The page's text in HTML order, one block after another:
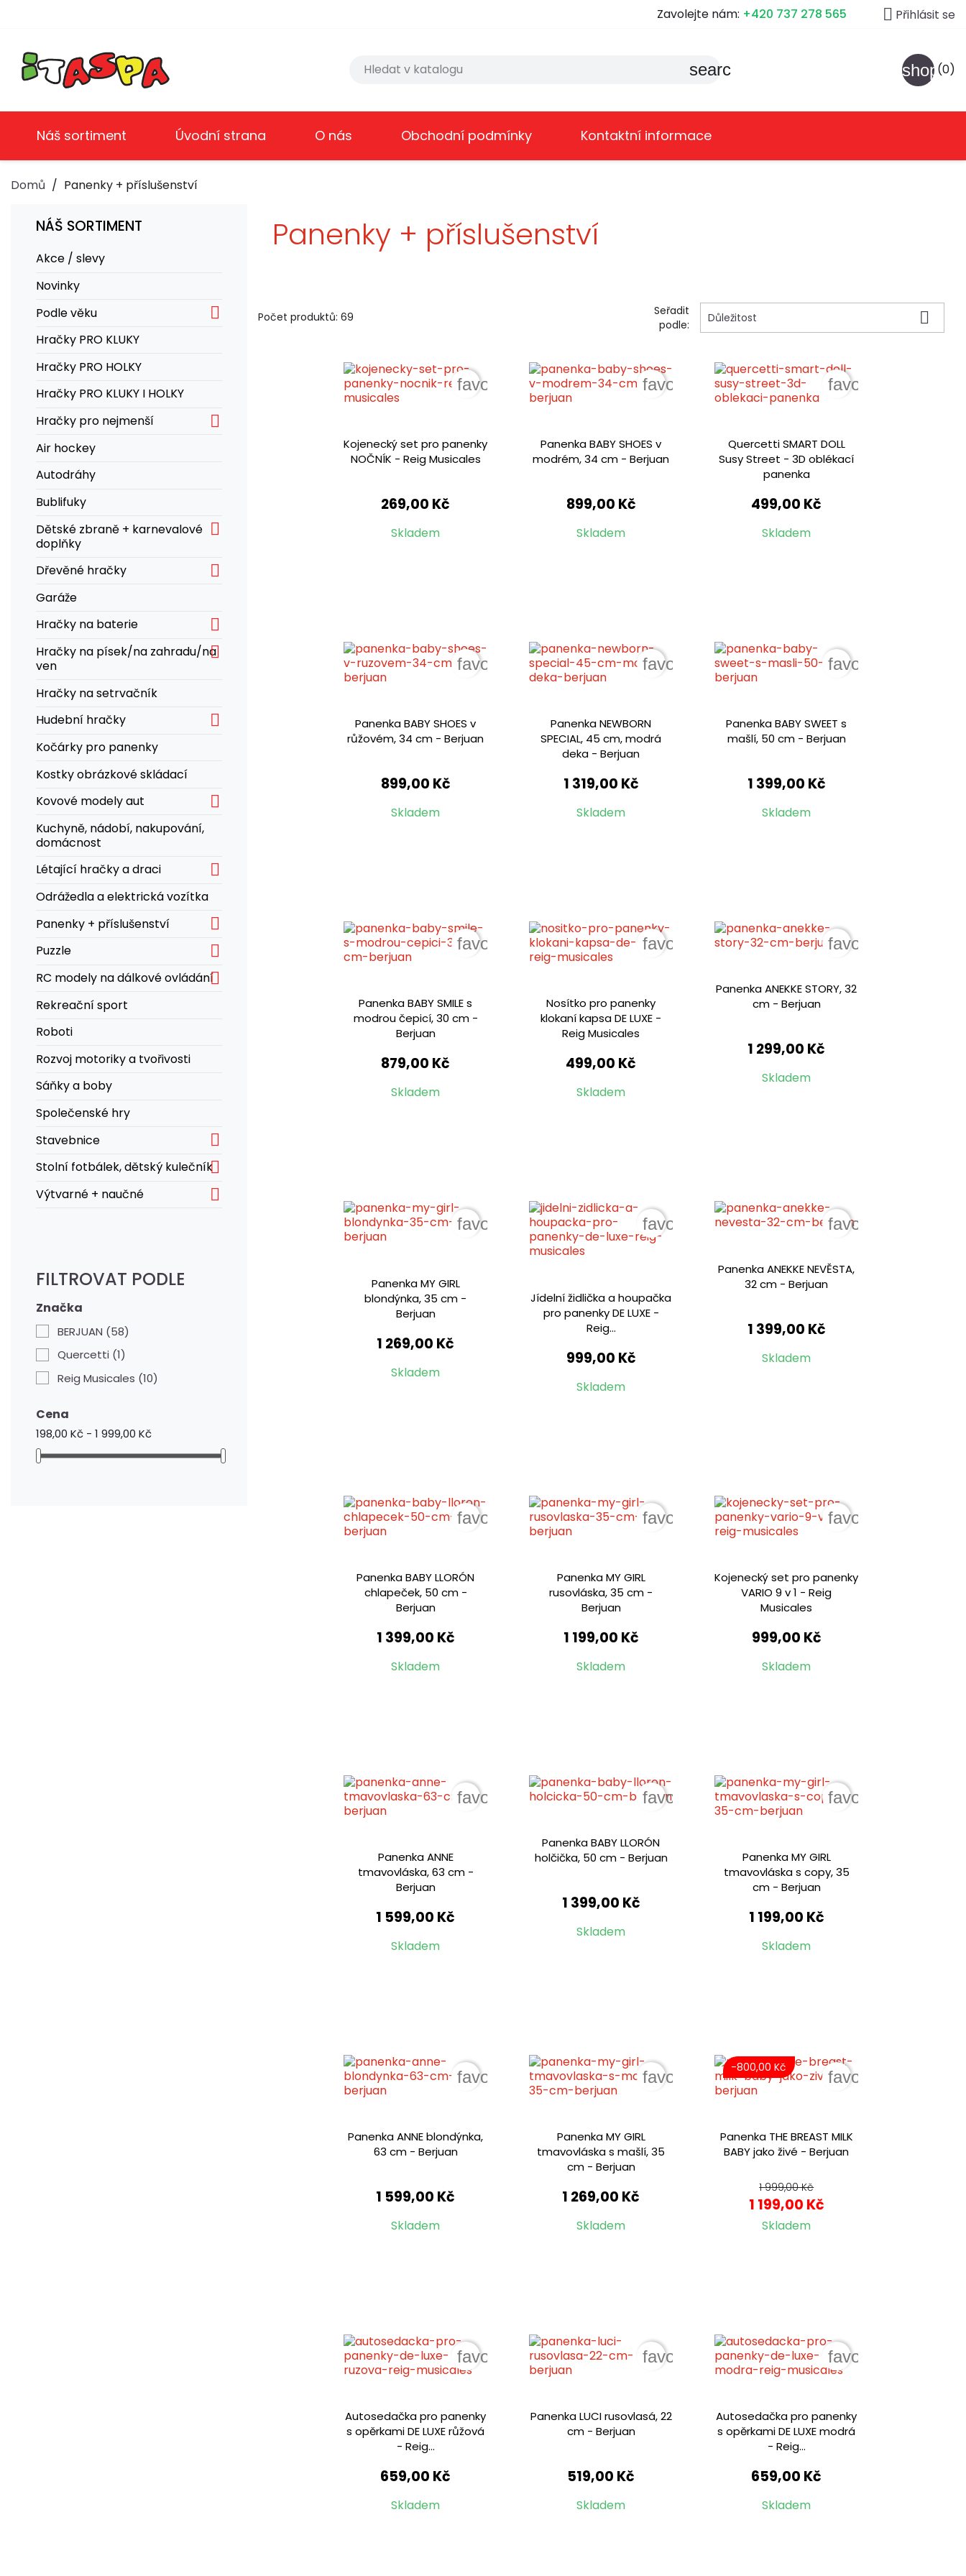
Zavolejte nám: +420 737 278 565  Přihlásit se
search (0)
Náš sortiment Úvodní strana O nás Obchodní podmínky Kontaktní informace
Domů Panenky + příslušenství
NÁŠ SORTIMENT
Akce / slevy
Novinky
Podle věku

Hračky PRO KLUKY
Hračky PRO HOLKY
Hračky PRO KLUKY I HOLKY
Hračky pro nejmenší

Air hockey
Autodráhy
Bublifuky
Dětské zbraně + karnevalové
doplňky

Dřevěné hračky 
Garáže
Hračky na baterie

Hračky na písek/na zahradu/na
ven

Hračky na setrvačník
Hudební hračky

Kočárky pro panenky
Kostky obrázkové skládací
Kovové modely aut

Kuchyně, nádobí, nakupování,
domácnost
Létající hračky a draci

Odrážedla a elektrická vozítka
Panenky + příslušenství

Puzzle 
RC modely na dálkové ovládání
Rekreační sport
Roboti
Rozvoj motoriky a tvořivosti
Sáňky a boby
Společenské hry
Stavebnice

Stolní fotbálek, dětský kulečník
Výtvarné + naučné 
FILTROVAT PODLE
Značka
BERJUAN (58)
Quercetti (1)
Reig Musicales (10)
Cena
198,00 Kč - 1 999,00 Kč
Panenky + příslušenství
Počet produktů: 69
Seřadit
podle:
Důležitost 
Kojenecký set pro panenky
NOČNÍK - Reig Musicales
269,00 Kč
Skladem
favorite_border
Panenka BABY SHOES v
modrém, 34 cm - Berjuan
899,00 Kč
Skladem
favorite_border
Quercetti SMART DOLL
Susy Street - 3D oblékací
panenka
499,00 Kč
Skladem
favorite_border
Panenka BABY SHOES v
růžovém, 34 cm - Berjuan
899,00 Kč
Skladem
favorite_border
Panenka NEWBORN
SPECIAL, 45 cm, modrá
deka - Berjuan
1 319,00 Kč
Skladem
favorite_border
Panenka BABY SWEET s
mašlí, 50 cm - Berjuan
1 399,00 Kč
Skladem
favorite_border
Panenka BABY SMILE s
modrou čepicí, 30 cm -
Berjuan
879,00 Kč
Skladem
favorite_border
Nosítko pro panenky
klokaní kapsa DE LUXE -
Reig Musicales
499,00 Kč
Skladem
favorite_border
Panenka ANEKKE STORY, 32
cm - Berjuan
1 299,00 Kč
Skladem
favorite_border
Panenka MY GIRL
blondýnka, 35 cm -
Berjuan
1 269,00 Kč
Skladem
favorite_border
Jídelní židlička a houpačka
pro panenky DE LUXE -
Reig...
999,00 Kč
Skladem
favorite_border
Panenka ANEKKE NEVĚSTA,
32 cm - Berjuan
1 399,00 Kč
Skladem
favorite_border
Panenka BABY LLORÓN
chlapeček, 50 cm -
Berjuan
1 399,00 Kč
Skladem
favorite_border
Panenka MY GIRL
rusovláska, 35 cm -
Berjuan
1 199,00 Kč
Skladem
favorite_border
Kojenecký set pro panenky
VARIO 9 v 1 - Reig
Musicales
999,00 Kč
Skladem
favorite_border
Panenka ANNE
tmavovláska, 63 cm -
Berjuan
1 599,00 Kč
Skladem
favorite_border
Panenka BABY LLORÓN
holčička, 50 cm - Berjuan
1 399,00 Kč
Skladem
favorite_border
Panenka MY GIRL
tmavovláska s copy, 35
cm - Berjuan
1 199,00 Kč
Skladem
favorite_border
Panenka ANNE blondýnka,
63 cm - Berjuan
1 599,00 Kč
Skladem
favorite_border
Panenka MY GIRL
tmavovláska s mašlí, 35
cm - Berjuan
1 269,00 Kč
Skladem
favorite_border
Panenka THE BREAST MILK
BABY jako živé - Berjuan
1 999,00 Kč
1 199,00 Kč
Skladem
-800,00 Kč
favorite_border
Autosedačka pro panenky
s opěrkami DE LUXE růžová
- Reig...
659,00 Kč
Skladem
favorite_border
Panenka LUCI rusovlasá, 22
cm - Berjuan
519,00 Kč
Skladem
favorite_border
Autosedačka pro panenky
s opěrkami DE LUXE modrá
- Reig...
659,00 Kč
Skladem
favorite_border